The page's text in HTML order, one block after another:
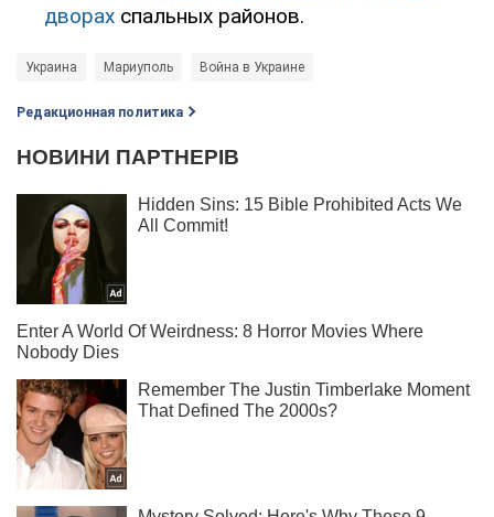
дворах спальных районов.
Украина Мариуполь Война в Украине
Редакционная политика